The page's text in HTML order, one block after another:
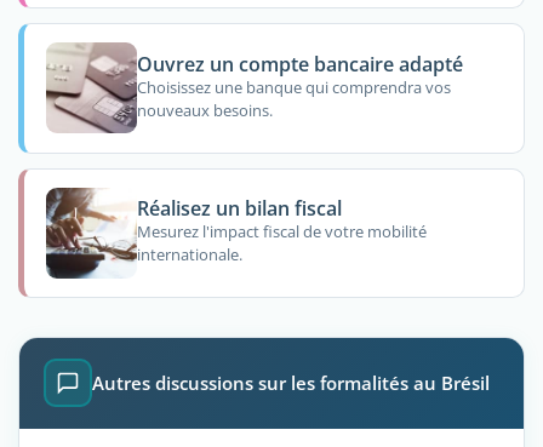
Ouvrez un compte bancaire adapté
Choisissez une banque qui comprendra vos
nouveaux besoins.
Réalisez un bilan fiscal
Mesurez l'impact fiscal de votre mobilité
internationale.
Autres discussions sur les formalités au Brésil